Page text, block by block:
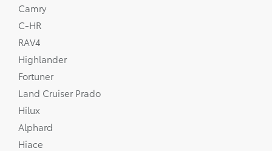
Camry
C-HR
RAV4
Highlander
Fortuner
Land Cruiser Prado
Hilux
Alphard
Hiace